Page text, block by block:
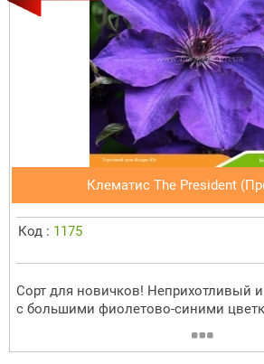
Клематис The President
Код : 1175
Сорт для новичков! Неприхотливый
с большими фиолетово-синими